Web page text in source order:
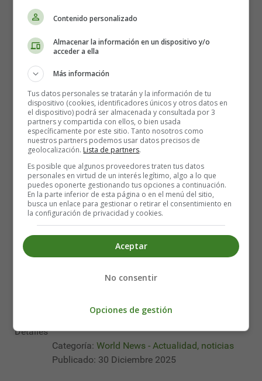
Quick Guide to Achieving your Goals
before the End of the Year 📅
Detalles
Categoría: World News - Actualidad, noticias
Publicado: 30 Diciembre 2025
Contenido personalizado
Almacenar la información en un dispositivo y/o
acceder a ella
Más información
Tus datos personales se tratarán y la información de tu
dispositivo (cookies, identificadores únicos y otros datos en
el dispositivo) podrá ser almacenada y consultada por 3
partners y compartida con ellos, o bien usada
específicamente por este sitio. Tanto nosotros como
nuestros partners podemos usar datos precisos de
geolocalización. Lista de partners.
Es posible que algunos proveedores traten tus datos
personales en virtud de un interés legítimo, algo a lo que
puedes oponerte gestionando tus opciones a continuación.
En la parte inferior de esta página o en el menú del sitio,
busca un enlace para gestionar o retirar el consentimiento en
la configuración de privacidad y cookies.
Aceptar
No consentir
Opciones de gestión